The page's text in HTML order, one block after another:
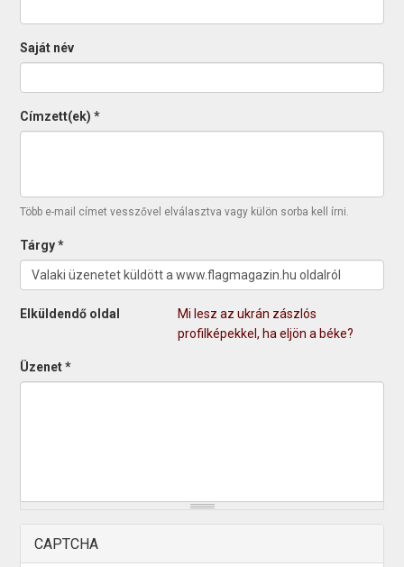
Saját név
Címzett(ek)*
Több e-mail címet vesszővel elválasztva vagy külön sorba kell írni.
Tárgy*
Elküldendő oldal
Mi lesz az ukrán zászlós
profilképekkel, ha eljön a béke?
Üzenet*
CAPTCHA